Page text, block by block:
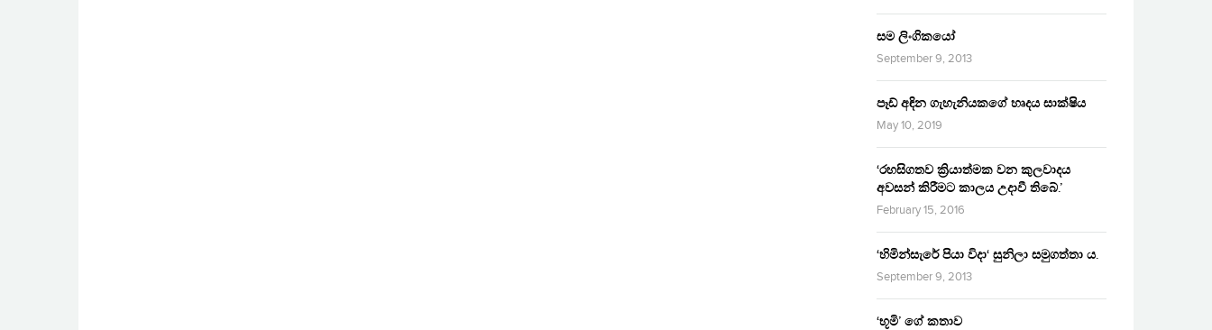
සම ලිංගිකයෝ
September 9, 2013
පෑඩ් අඳින ගැහැනියකගේ හෘදය සාක්ෂිය
May 10, 2019
‘රහසිගතව ක්‍රියාත්මක වන කුලවාදය
අවසන් කිරීමට කාලය උදාවී තිබේ.’
February 15, 2016
‘හිමින්සැරේ පියා විදා‘ සුනිලා සමුගත්තා ය.
September 9, 2013
‘භූමි’ ගේ කතාව